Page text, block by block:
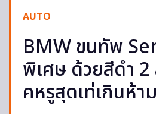
AUTO
BMW ขนทัพ
พิเศษ ด้วยสีดำ
คหรูสุดเท่เกินห้า